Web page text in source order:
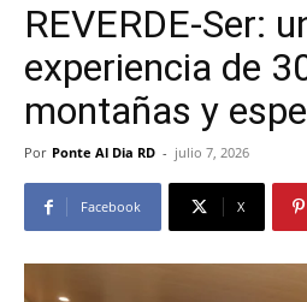
REVERDE-Ser:
experiencia de
montañas y
Por Ponte Al Dia RD - julio 7, 2026
Facebook X